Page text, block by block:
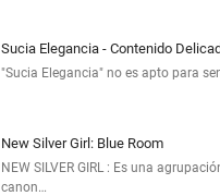
Sucia Elegancia - Contenido
"Sucia Elegancia" no es apto para
New Silver Girl: Blue Room
NEW SILVER GIRL : Es una
canon…